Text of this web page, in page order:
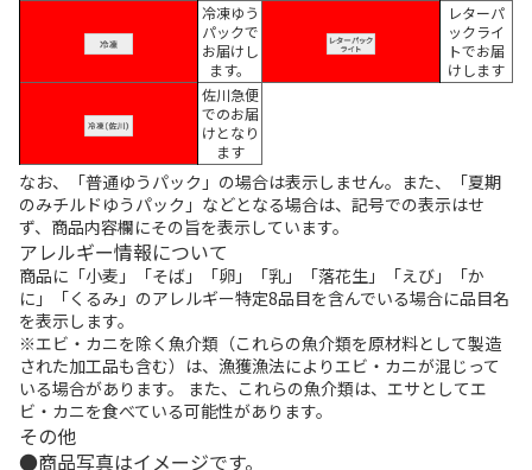
冷凍ゆう
パックで
お届けし
ます。
レターパ
ックライ
トでお届
けします
佐川急便
でのお届
けとなり
ます
なお、「普通ゆうパック」の場合は表示しません。また、「夏期
のみチルドゆうパック」などとなる場合は、記号での表示はせ
ず、商品内容欄にその旨を表示しています。
アレルギー情報について
商品に「小麦」「そば」「卵」「乳」「落花生」「えび」「か
に」「くるみ」のアレルギー特定8品目を含んでいる場合に品目名
を表示します。
※エビ・カニを除く魚介類（これらの魚介類を原材料として製造
された加工品も含む）は、漁獲漁法によりエビ・カニが混じって
いる場合があります。 また、これらの魚介類は、エサとしてエ
ビ・カニを食べている可能性があります。
その他
商品写真はイメージです。